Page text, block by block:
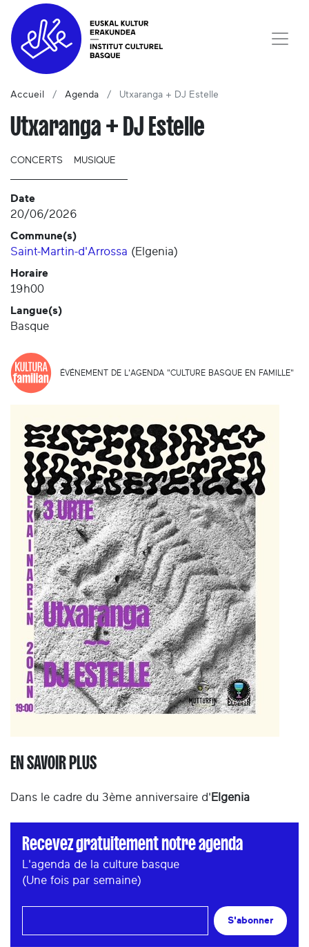
Accueil Agenda Utxaranga + DJ Estelle
Utxaranga + DJ Estelle
CONCERTS MUSIQUE
Date
20/06/2026
Commune(s)
Saint-Martin-d'Arrossa (Elgenia)
Horaire
19h00
Langue(s)
Basque
ÉVÉNEMENT DE L'AGENDA "CULTURE BASQUE EN FAMILLE"
EN SAVOIR PLUS
Dans le cadre du 3ème anniversaire d' Elgenia
Recevez gratuitement notre agenda
L'agenda de la culture basque
(Une fois par semaine)
S'abonner